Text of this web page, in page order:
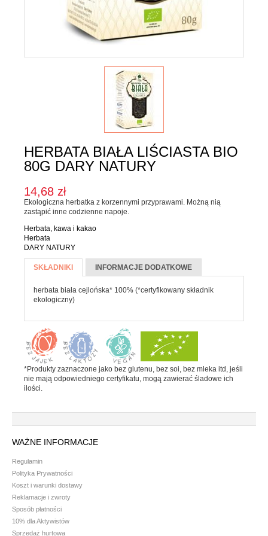
Jednorodne
Pesto i pickle
Słodkie pasty
Dżemy
WEGAŃSKIE SŁODYCZE I PRZEKĄSKI
Batony
Czekolada
Desery i jogurty
Przekąski
HERBATA, KAWA I KAKAO
Yerba Mate
Kakao
PRODUKTY SYPKIE I MAKARONY
Karma dla psa
Kupon upominkowy
HERBATA BIAŁA LIŚCIASTA BIO
80G DARY NATURY
14,68 zł
Ekologiczna herbatka z korzennymi przyprawami. Możną nią
zastąpić inne codzienne napoje.
Herbata, kawa i kakao
Herbata
DARY NATURY
Więcej informacji
SKŁADNIKI
(AKTYWNAINFORMACJE DODATKOWE
herbata biała cejlońska* 100% (*certyfikowany składnik
ekologiczny)
*Produkty zaznaczone jako bez glutenu, bez soi, bez mleka itd, jeśli
nie mają odpowiedniego certyfikatu, mogą zawierać śladowe ich
ilości.
WAŻNE INFORMACJE
Regulamin
Polityka Prywatności
Koszt i warunki dostawy
Reklamacje i zwroty
Sposób płatności
10% dla Aktywistów
Sprzedaż hurtowa